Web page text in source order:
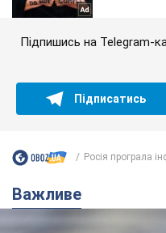
Підпишись на Telegram-
Підписатись
Росія програла
Важливе